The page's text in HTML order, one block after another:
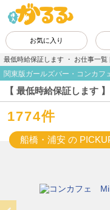
お気に入り
最低時給保証します ・ お仕事一覧
関東版ガールズバー・コンカフ
【 最低時給保証します
1774件
船橋・浦安 の